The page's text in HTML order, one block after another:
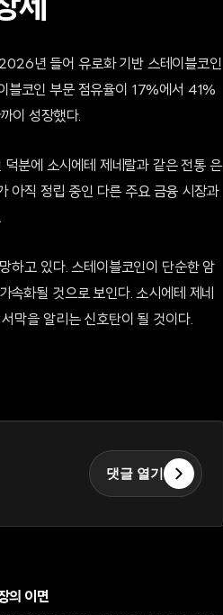
세
년 들어 유로화 기반 스테이블코인
블코인 부문 점유율이 17%에서 41%
이 성장했다.
분에 소시에테 제네랄과 같은 전통 은
아직 정립 중인 다른 주요 금융 시장과
하고 있다. 스테이블코인이 단순한 암
화될 것으로 보인다. 소시에테 제네
막을 알리는 신호탄이 될 것이다.
댓글 열기
의 이면